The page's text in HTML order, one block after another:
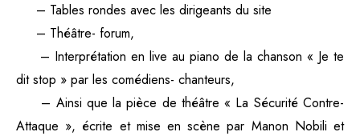
– Tables rondes avec les dirigeants du site
– Théâtre- forum,
– Interprétation en live au piano de la chanson « Je te
dit stop » par les comédiens- chanteurs,
– Ainsi que la pièce de théâtre « La Sécurité Contre-
Attaque », écrite et mise en scène par Manon Nobili et